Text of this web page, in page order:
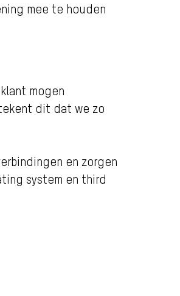
mee te houden
mogen
dit dat we zo
en zorgen
system en third